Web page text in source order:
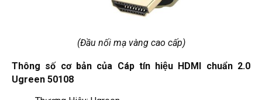
(Đầu nối mạ vàng cao cấp)
Thông số cơ bản của Cáp tín hiệu HDMI chuẩn 2.0
Ugreen 50108